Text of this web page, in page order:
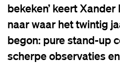
bekeken’ keert
naar waar het twintig
begon: pure stand-up
scherpe observaties